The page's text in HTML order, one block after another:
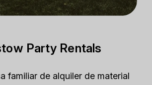
Party Rentals
familiar de alquiler de material